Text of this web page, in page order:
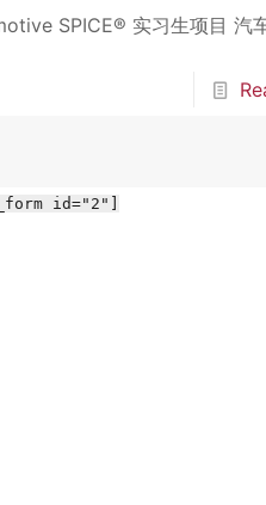
SPICE® 实习生项目 汽
id="2"]